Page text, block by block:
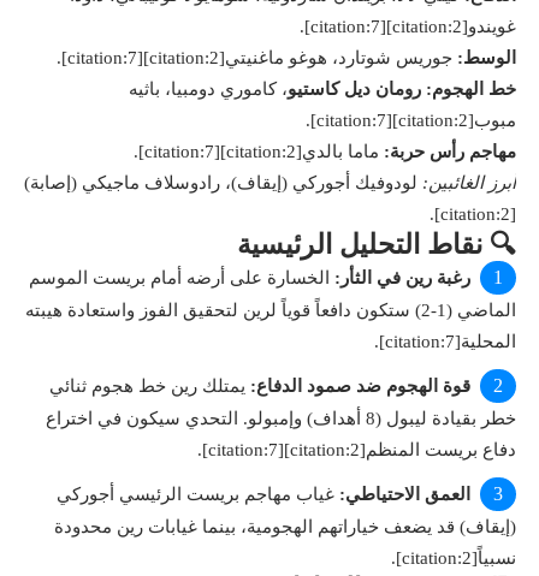
غويندو[citation:2][citation:7].
الوسط: جوريس شوتارد، هوغو ماغنيتي[citation:2][citation:7].
خط الهجوم: رومان ديل كاستيو، كاموري دومبيا، باثيه
مبوب[citation:2][citation:7].
مهاجم رأس حربة: ماما بالدي[citation:2][citation:7].
أبرز الغائبين: لودوفيك أجوركي (إيقاف)، رادوسلاف ماجيكي (إصابة)
[citation:2].
🔍 نقاط التحليل الرئيسية
رغبة رين في الثأر: الخسارة على أرضه أمام بريست الموسم
الماضي (1-2) ستكون دافعاً قوياً لرين لتحقيق الفوز واستعادة هيبته
المحلية[citation:7].
قوة الهجوم ضد صمود الدفاع: يمتلك رين خط هجوم ثنائي
خطر بقيادة ليبول (8 أهداف) وإمبولو. التحدي سيكون في اختراع
دفاع بريست المنظم[citation:2][citation:7].
العمق الاحتياطي: غياب مهاجم بريست الرئيسي أجوركي
(إيقاف) قد يضعف خياراتهم الهجومية، بينما غيابات رين محدودة
نسبياً[citation:2].